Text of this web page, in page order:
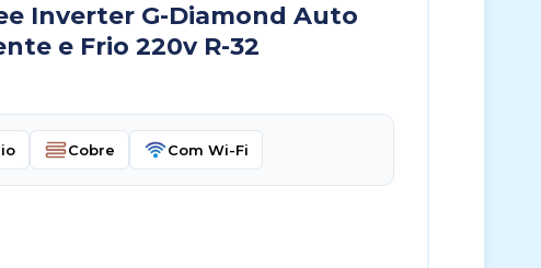
Inverter G-Diamond Auto
e Frio 220v R-32
Cobre Com Wi-Fi